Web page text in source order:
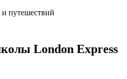
путешествий
London Express